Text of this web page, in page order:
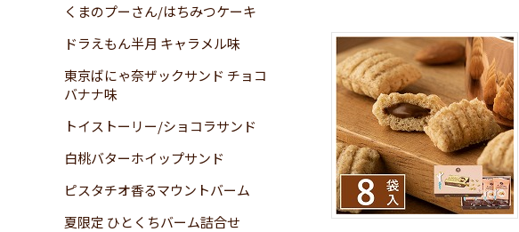
くまのプーさん/はちみつケーキ
ドラえもん半月 キャラメル味
東京ばにゃ奈ザックサンド チョコ
バナナ味
トイストーリー/ショコラサンド
白桃バターホイップサンド
ピスタチオ香るマウントバーム
夏限定 ひとくちバーム詰合せ